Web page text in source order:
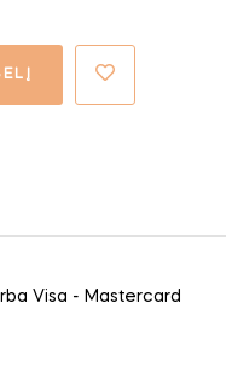
Visa - Mastercard